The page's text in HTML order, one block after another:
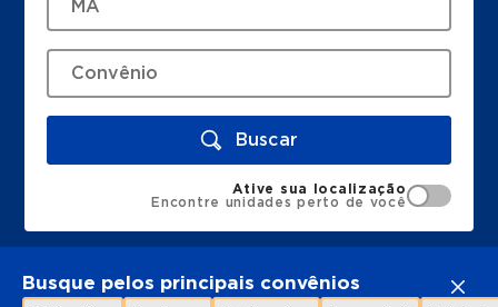
Buscar
Ative sua localização
Encontre unidades perto de você
Busque pelos principais convênios